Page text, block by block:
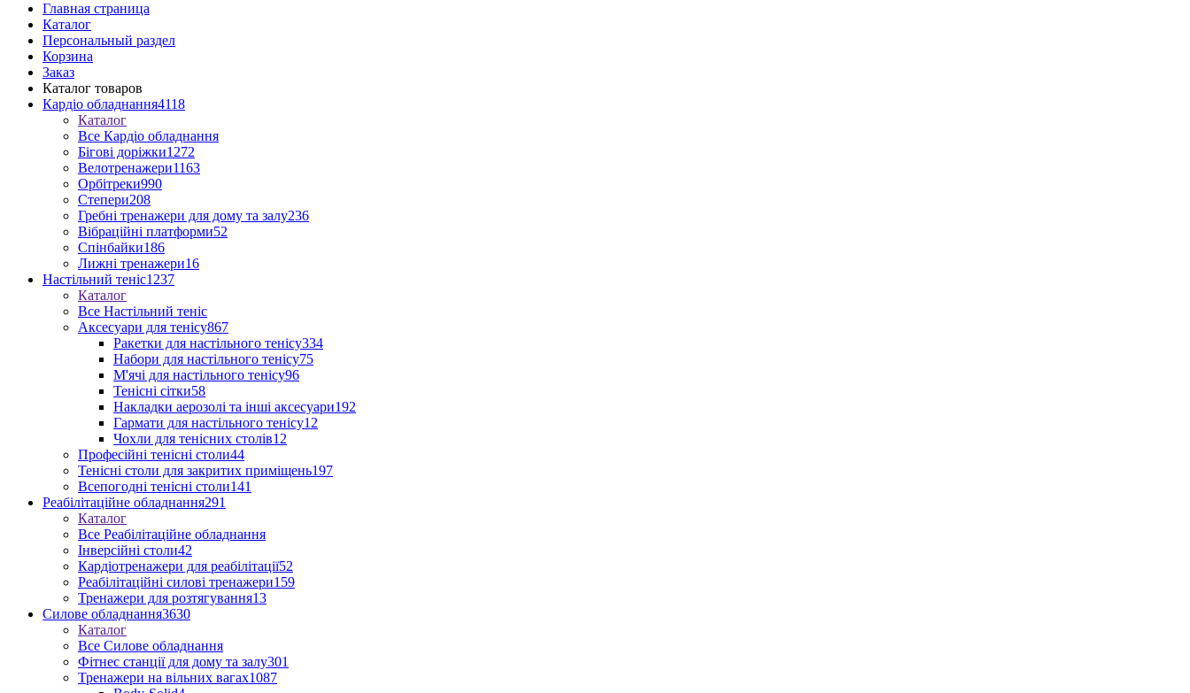
Главная страница
Каталог
Персональный раздел
Корзина
Заказ
Каталог товаров
Кардіо обладнання4118
Каталог
Все Кардіо обладнання
Бігові доріжки1272
Велотренажери1163
Орбітреки990
Степери208
Гребні тренажери для дому та залу236
Вібраційні платформи52
Спінбайки186
Лижні тренажери16
Настільний теніс1237
Каталог
Все Настільний теніс
Аксесуари для тенісу867
Ракетки для настільного тенісу334
Набори для настільного тенісу75
М'ячі для настільного тенісу96
Тенісні сітки58
Накладки аерозолі та інші аксесуари192
Гармати для настільного тенісу12
Чохли для тенісних столів12
Професійні тенісні столи44
Тенісні столи для закритих приміщень197
Всепогодні тенісні столи141
Реабілітаційне обладнання291
Каталог
Все Реабілітаційне обладнання
Інверсійні столи42
Кардіотренажери для реабілітації52
Реабілітаційні силові тренажери159
Тренажери для розтягування13
Силове обладнання3630
Каталог
Все Силове обладнання
Фітнес станції для дому та залу301
Тренажери на вільних вагах1087